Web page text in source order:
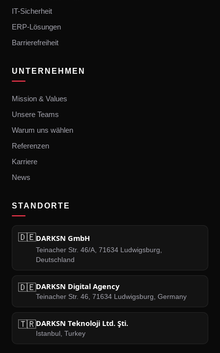
IT-Sicherheit
ERP-Lösungen
Barrierefreiheit
UNTERNEHMEN
Mission & Values
Unsere Teams
Warum uns wählen
Referenzen
Karriere
News
STANDORTE
🇩🇪DARKSN GmbH
Teinacher Str. 46/A, 71634 Ludwigsburg,
Deutschland
🇩🇪DARKSN Digital Agency
Teinacher Str. 46, 71634 Ludwigsburg, Germany
🇹🇷DARKSN Teknoloji Ltd. Şti.
Istanbul, Turkey